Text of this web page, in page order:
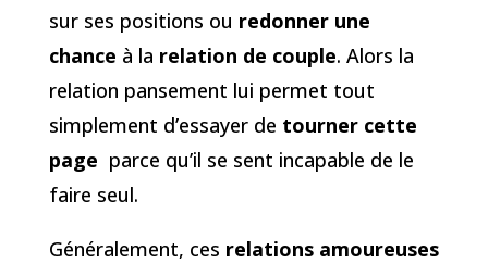
sur ses positions ou redonner une
chance à la relation de couple. Alors la
relation pansement lui permet tout
simplement d’essayer de tourner cette
page parce qu’il se sent incapable de le
faire seul.
Généralement, ces relations amoureuses